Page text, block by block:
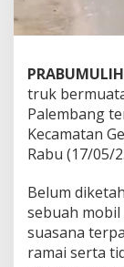
PRABUMULIH
truk
Palembang
Kecamatan
Rabu (17/05/
Belum
sebuah
suasana
ramai serta